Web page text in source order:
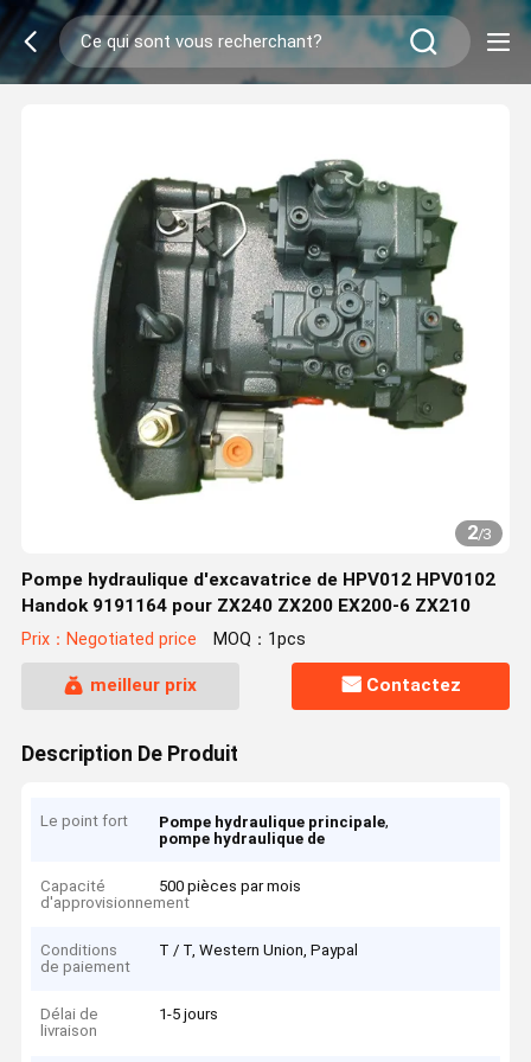
2/3
Pompe hydraulique d'excavatrice de HPV012 HPV0102
Handok 9191164 pour ZX240 ZX200 EX200-6 ZX210
Prix：Negotiated price MOQ：1pcs
meilleur prix Contactez
Description De Produit
Le point fort Pompe hydraulique principale,
pompe hydraulique de
Capacité
d'approvisionnement
500 pièces par mois
Conditions
de paiement
T / T, Western Union, Paypal
Délai de
livraison
1-5 jours